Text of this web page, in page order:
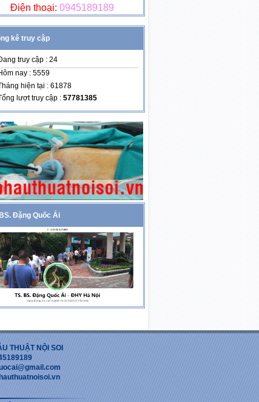
Điện thoại: 0945189189
kê truy cập
truy cập : 24
nay : 5559
hiện tại : 61878
lượt truy cập : 57781385
Đặng Quốc Ái
THUẬT NỘI SOI